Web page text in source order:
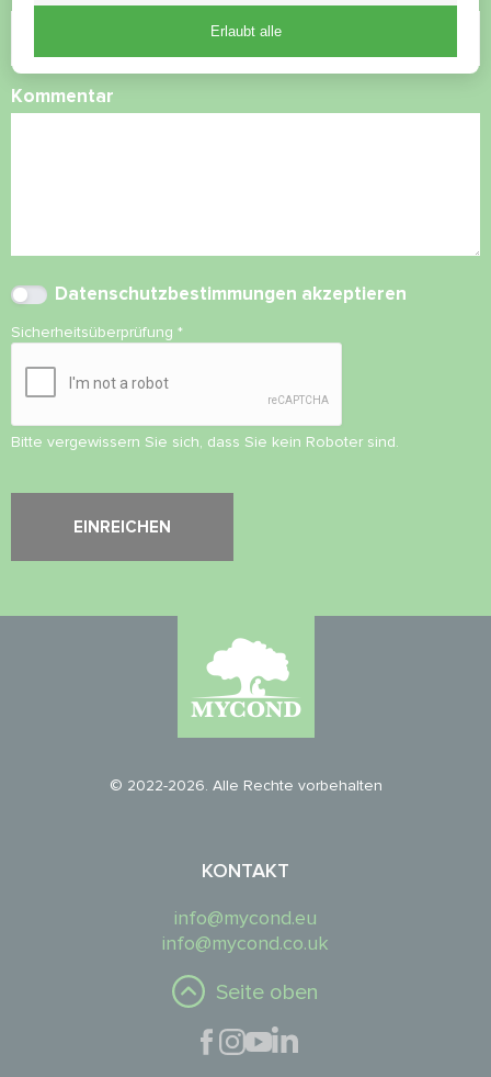
Kommentar
Datenschutzbestimmungen akzeptieren
Sicherheitsüberprüfung *
Bitte vergewissern Sie sich, dass Sie kein Roboter sind.
© 2022-2026. Alle Rechte vorbehalten
KONTAKT
info@mycond.eu
info@mycond.co.uk
Seite oben
Erlaubt alle